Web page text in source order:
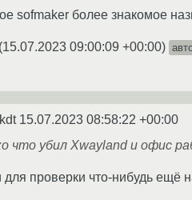
sofmaker более знакомое
(15.07.2023 09:00:09 +00:00)
15.07.2023 08:58:22 +00:00
что убил Xwayland и офис
для проверки что-нибудь ещё